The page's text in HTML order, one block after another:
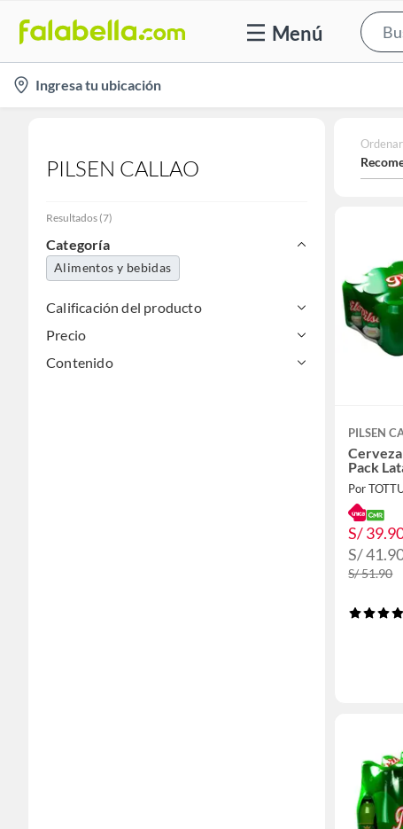
Menú
location-
icon
Ingresa tu ubicación
PILSEN CALLAO
Resultados (7)
Categoría
Alimentos y bebidas
Calificación del producto
Precio
Contenido
PILSEN
Pack
Por
S/
S/
S/ 51.90